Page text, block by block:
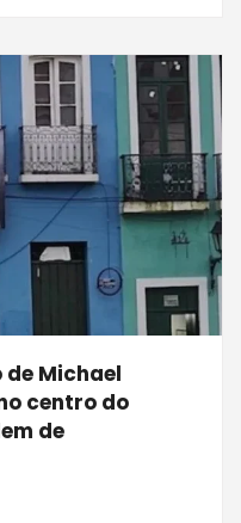
Michael
centro do
de